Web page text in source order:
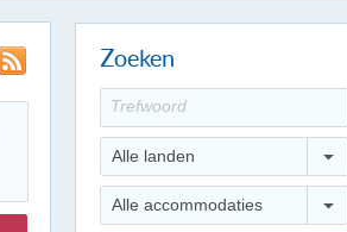
Zoeken
Alle landen
Alle accommodaties